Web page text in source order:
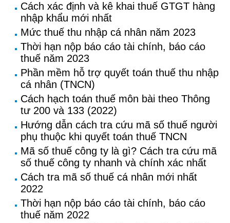
Cách xác định và kê khai thuế GTGT hàng
nhập khẩu mới nhất
Mức thuế thu nhập cá nhân năm 2023
Thời hạn nộp báo cáo tài chính, báo cáo
thuế năm 2023
Phần mềm hỗ trợ quyết toán thuế thu nhập
cá nhân (TNCN)
Cách hạch toán thuế môn bài theo Thông
tư 200 và 133 (2022)
Hướng dẫn cách tra cứu mã số thuế người
phụ thuộc khi quyết toán thuế TNCN
Mã số thuế công ty là gì? Cách tra cứu mã
số thuế công ty nhanh và chính xác nhất
Cách tra mã số thuế cá nhân mới nhất
2022
Thời hạn nộp báo cáo tài chính, báo cáo
thuế năm 2022